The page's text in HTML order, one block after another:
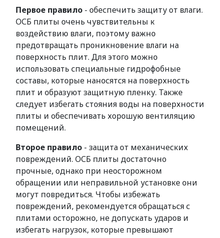
Первое правило - обеспечить защиту от влаги.
ОСБ плиты очень чувствительны к
воздействию влаги, поэтому важно
предотвращать проникновение влаги на
поверхность плит. Для этого можно
использовать специальные гидрофобные
составы, которые наносятся на поверхность
плит и образуют защитную пленку. Также
следует избегать стояния воды на поверхности
плиты и обеспечивать хорошую вентиляцию
помещений.
Второе правило - защита от механических
повреждений. ОСБ плиты достаточно
прочные, однако при неосторожном
обращении или неправильной установке они
могут повредиться. Чтобы избежать
повреждений, рекомендуется обращаться с
плитами осторожно, не допускать ударов и
избегать нагрузок, которые превышают